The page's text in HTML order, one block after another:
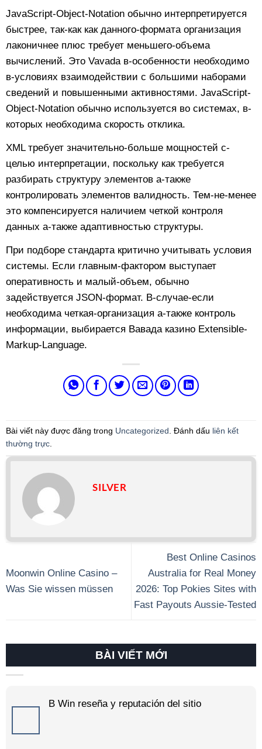
JavaScript-Object-Notation обычно интерпретируется
быстрее, так-как как данного-формата организация
лаконичнее плюс требует меньшего-объема
вычислений. Это Vavada в-особенности необходимо
в-условиях взаимодействии с большими наборами
сведений и повышенными активностями. JavaScript-
Object-Notation обычно используется во системах, в-
которых необходима скорость отклика.
XML требует значительно-больше мощностей с-
целью интерпретации, поскольку как требуется
разбирать структуру элементов а-также
контролировать элементов валидность. Тем-не-менее
это компенсируется наличием четкой контроля
данных а-также адаптивностью структуры.
При подборе стандарта критично учитывать условия
системы. Если главным-фактором выступает
оперативность и малый-объем, обычно
задействуется JSON-формат. В-случае-если
необходима четкая-организация а-также контроль
информации, выбирается Вавада казино Extensible-
Markup-Language.
Bài viết này được đăng trong Uncategorized. Đánh dấu liên kết
thường trực.
SILVER
Moonwin Online Casino –
Was Sie wissen müssen
Best Online Casinos
Australia for Real Money
2026: Top Pokies Sites with
Fast Payouts Aussie-Tested
BÀI VIẾT MỚI
B Win reseña y reputación del sitio